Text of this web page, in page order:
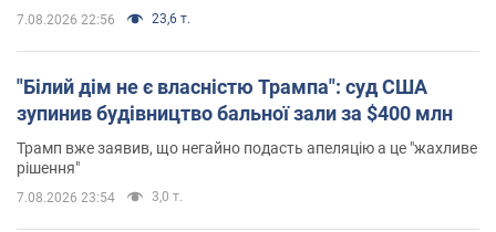
7.08.2026 22:56 23,6 т.
"Білий дім не є власністю Трампа": суд США
зупинив будівництво бальної зали за $400 млн
Трамп вже заявив, що негайно подасть апеляцію а це "жахливе
рішення"
7.08.2026 23:54 3,0 т.